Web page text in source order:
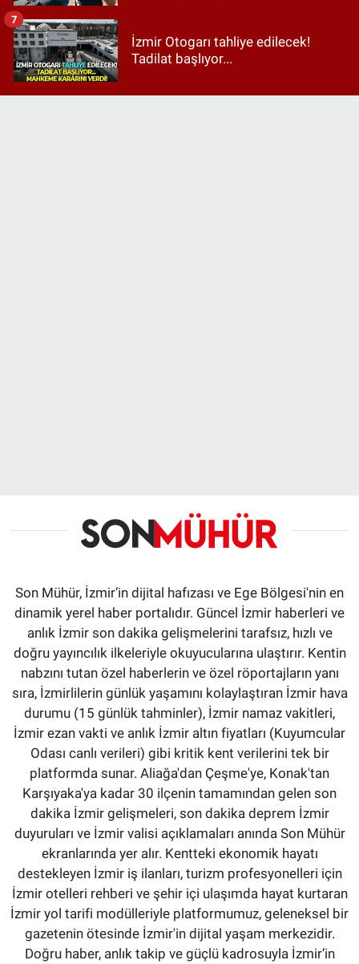
İzmir Otogarı tahliye edilecek!
Tadilat başlıyor...
7
Son Mühür, İzmir’in dijital hafızası ve Ege Bölgesi'nin en
dinamik yerel haber portalıdır. Güncel İzmir haberleri ve
anlık İzmir son dakika gelişmelerini tarafsız, hızlı ve
doğru yayıncılık ilkeleriyle okuyucularına ulaştırır. Kentin
nabzını tutan özel haberlerin ve özel röportajların yanı
sıra, İzmirlilerin günlük yaşamını kolaylaştıran İzmir hava
durumu (15 günlük tahminler), İzmir namaz vakitleri,
İzmir ezan vakti ve anlık İzmir altın fiyatları (Kuyumcular
Odası canlı verileri) gibi kritik kent verilerini tek bir
platformda sunar. Aliağa'dan Çeşme'ye, Konak'tan
Karşıyaka'ya kadar 30 ilçenin tamamından gelen son
dakika İzmir gelişmeleri, son dakika deprem İzmir
duyuruları ve İzmir valisi açıklamaları anında Son Mühür
ekranlarında yer alır. Kentteki ekonomik hayatı
destekleyen İzmir iş ilanları, turizm profesyonelleri için
İzmir otelleri rehberi ve şehir içi ulaşımda hayat kurtaran
İzmir yol tarifi modülleriyle platformumuz, geleneksel bir
gazetenin ötesinde İzmir'in dijital yaşam merkezidir.
Doğru haber, anlık takip ve güçlü kadrosuyla İzmir’in